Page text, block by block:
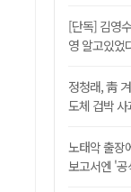
[단독] 김영
영 알고있었
정청래, 靑
도체 겁박
노태악 출장
보고서엔 '